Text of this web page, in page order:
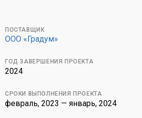
ПОСТАВЩИК
OOO «Градум»
ГОД ЗАВЕРШЕНИЯ ПРОЕКТА
2024
СРОКИ ВЫПОЛНЕНИЯ ПРОЕКТА
февраль, 2023 — январь, 2024